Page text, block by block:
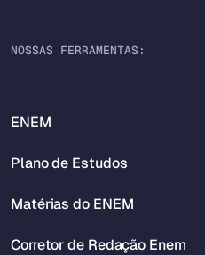
NOSSAS FERRAMENTAS:
ENEM
Plano de Estudos
Matérias do ENEM
Corretor de Redação Enem